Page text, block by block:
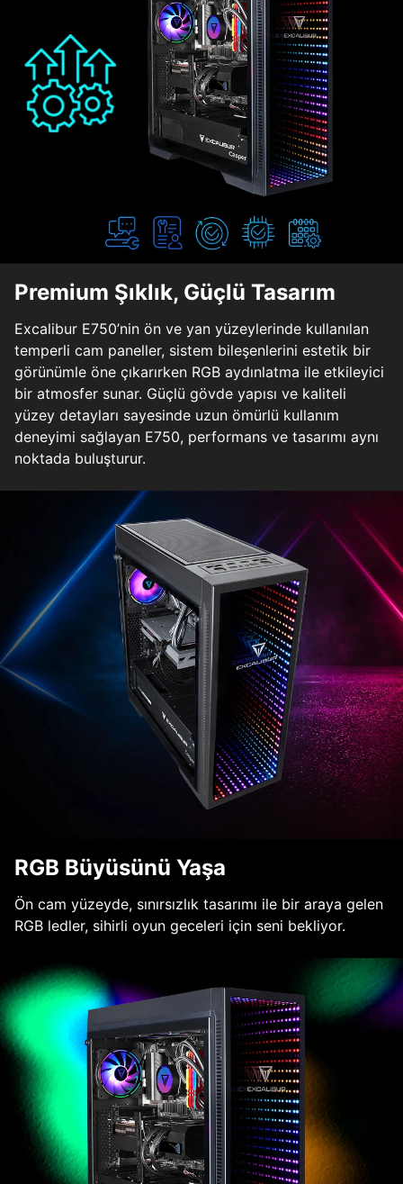
Premium Şıklık, Güçlü Tasarım
Excalibur E750’nin ön ve yan yüzeylerinde kullanılan
temperli cam paneller, sistem bileşenlerini estetik bir
görünümle öne çıkarırken RGB aydınlatma ile etkileyici
bir atmosfer sunar. Güçlü gövde yapısı ve kaliteli
yüzey detayları sayesinde uzun ömürlü kullanım
deneyimi sağlayan E750, performans ve tasarımı aynı
noktada buluşturur.
RGB Büyüsünü Yaşa
Ön cam yüzeyde, sınırsızlık tasarımı ile bir araya gelen
RGB ledler, sihirli oyun geceleri için seni bekliyor.